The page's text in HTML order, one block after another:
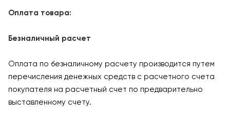
Оплата товара:
Безналичный расчет
Оплата по безналичному расчету производится путем
перечисления денежных средств с расчетного счета
покупателя на расчетный счет по предварительно
выставленному счету.